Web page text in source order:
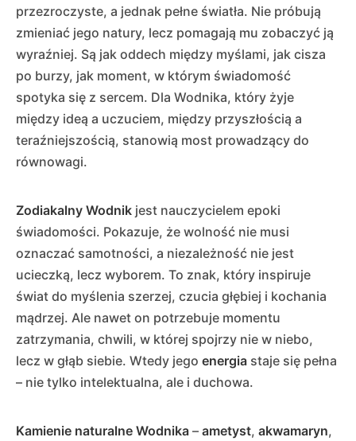
przezroczyste, a jednak pełne światła. Nie próbują
zmieniać jego natury, lecz pomagają mu zobaczyć ją
wyraźniej. Są jak oddech między myślami, jak cisza
po burzy, jak moment, w którym świadomość
spotyka się z sercem. Dla Wodnika, który żyje
między ideą a uczuciem, między przyszłością a
teraźniejszością, stanowią most prowadzący do
równowagi.
Zodiakalny Wodnik jest nauczycielem epoki
świadomości. Pokazuje, że wolność nie musi
oznaczać samotności, a niezależność nie jest
ucieczką, lecz wyborem. To znak, który inspiruje
świat do myślenia szerzej, czucia głębiej i kochania
mądrzej. Ale nawet on potrzebuje momentu
zatrzymania, chwili, w której spojrzy nie w niebo,
lecz w głąb siebie. Wtedy jego energia staje się pełna
– nie tylko intelektualna, ale i duchowa.
Kamienie naturalne Wodnika – ametyst, akwamaryn,